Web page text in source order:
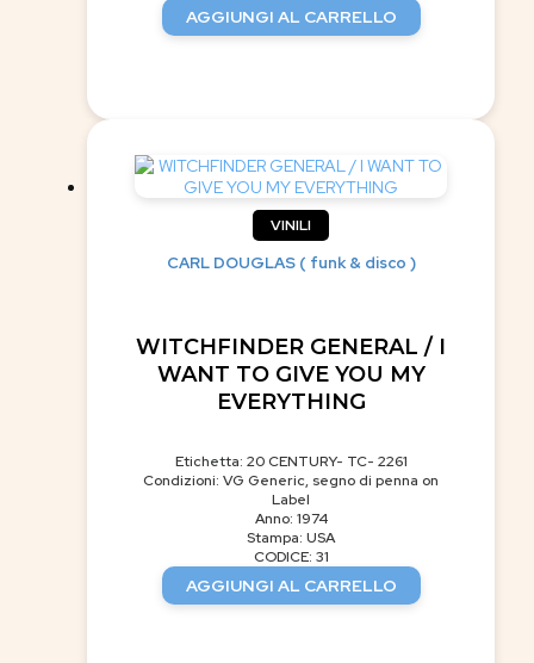
AGGIUNGI AL CARRELLO
VINILI
CARL DOUGLAS ( funk & disco )
WITCHFINDER GENERAL / I
WANT TO GIVE YOU MY
EVERYTHING
Etichetta: 20 CENTURY- TC- 2261
Condizioni: VG Generic, segno di penna on
Label
Anno: 1974
Stampa: USA
CODICE: 31
AGGIUNGI AL CARRELLO